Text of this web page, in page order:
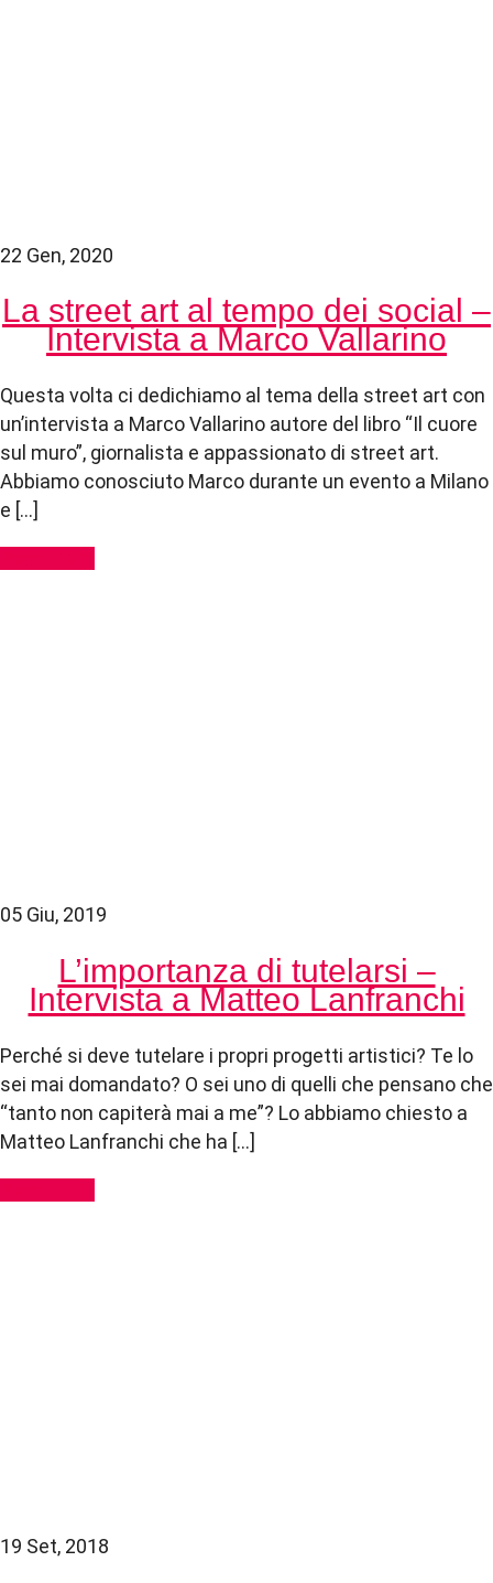
22 Gen, 2020
La street art al tempo dei social –
Intervista a Marco Vallarino
Questa volta ci dedichiamo al tema della street art con
un’intervista a Marco Vallarino autore del libro “Il cuore
sul muro”, giornalista e appassionato di street art.
Abbiamo conosciuto Marco durante un evento a Milano
e […]
05 Giu, 2019
L’importanza di tutelarsi –
Intervista a Matteo Lanfranchi
Perché si deve tutelare i propri progetti artistici? Te lo
sei mai domandato? O sei uno di quelli che pensano che
“tanto non capiterà mai a me”? Lo abbiamo chiesto a
Matteo Lanfranchi che ha […]
19 Set, 2018